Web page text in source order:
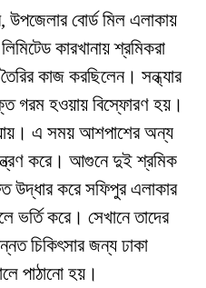
উপজেলার বোর্ড মিল এলাকায়
কারখানায় শ্রমিকরা
কাজ করছিলেন। সন্ধ্যার
গরম হওয়ায় বিস্ফোরণ হয়।
এ সময় আশপাশের অন্য
করে। আগুনে দুই শ্রমিক
উদ্ধার করে সফিপুর এলাকার
ভর্তি করে। সেখানে তাদের
চিকিৎসার জন্য ঢাকা
পাঠানো হয়।